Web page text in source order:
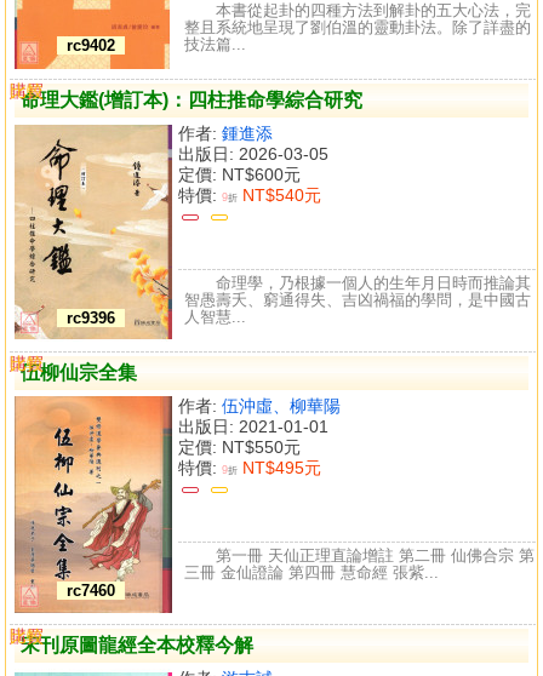
rc9402
本書從起卦的四種方法到解卦的五大心法，完
整且系統地呈現了劉伯溫的靈動卦法。除了詳盡的
技法篇...
命理大鑑(增訂本)：四柱推命學綜合研究
rc9396
作者: 鍾進添
出版日: 2026-03-05
定價: NT$600元
特價: 9折 NT$540元
購買
比較
命理學，乃根據一個人的生年月日時而推論其
智愚壽夭、窮通得失、吉凶禍福的學問，是中國古
人智慧...
伍柳仙宗全集
rc7460
作者: 伍沖虛、柳華陽
出版日: 2021-01-01
定價: NT$550元
特價: 9折 NT$495元
購買
比較
第一冊 天仙正理直論增註 第二冊 仙佛合宗 第
三冊 金仙證論 第四冊 慧命經 張紫...
宋刊原圖龍經全本校釋今解
購買
比較